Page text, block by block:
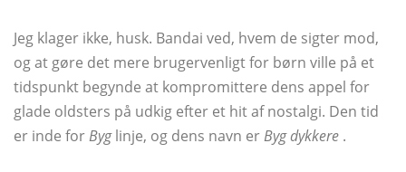
Jeg klager ikke, husk. Bandai ved, hvem de sigter mod,
og at gøre det mere brugervenligt for børn ville på et
tidspunkt begynde at kompromittere dens appel for
glade oldsters på udkig efter et hit af nostalgi. Den tid
er inde forByglinje, og dens navn erByg dykkere .